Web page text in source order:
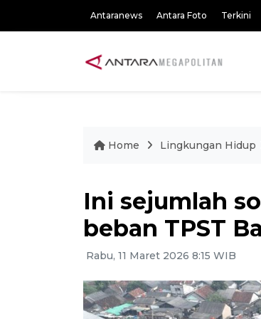
Antaranews Antara Foto Terkini
Home Lingkungan Hidup
Ini sejumlah
beban TPST
Rabu, 11 Maret 2026 8:15 WIB